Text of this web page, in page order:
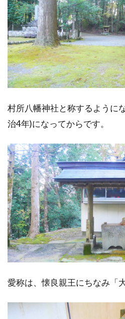
村所八幡神社と称するように
治4年)になってからです。
愛称は、懐良親王にちなみ「